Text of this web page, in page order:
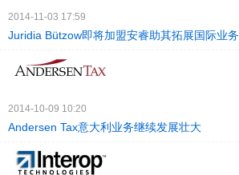
2014-11-03 17:59
Juridia Bützow即将加盟安睿助其拓展国际业务
2014-10-09 10:20
Andersen Tax意大利业务继续发展壮大